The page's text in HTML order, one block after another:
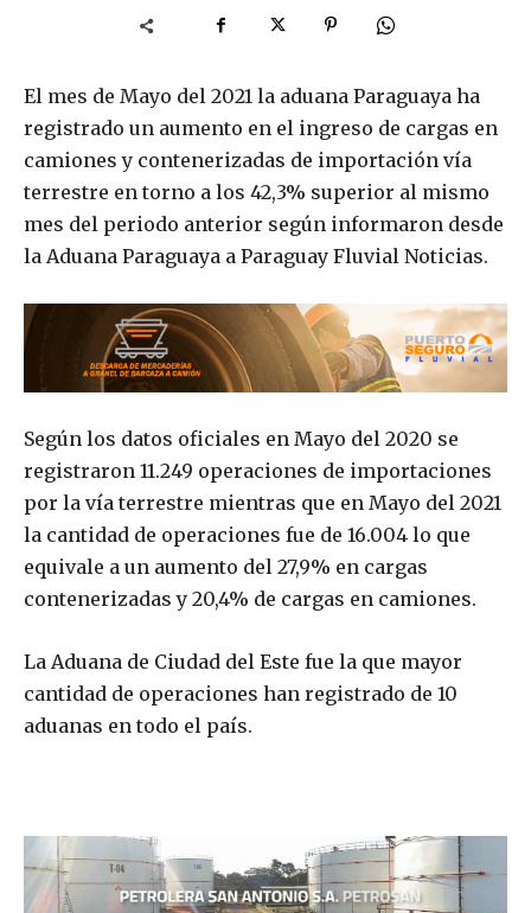
El mes de Mayo del 2021 la aduana Paraguaya ha
registrado un aumento en el ingreso de cargas en
camiones y contenerizadas de importación vía
terrestre en torno a los 42,3% superior al mismo
mes del periodo anterior según informaron desde
la Aduana Paraguaya a Paraguay Fluvial Noticias.
Según los datos oficiales en Mayo del 2020 se
registraron 11.249 operaciones de importaciones
por la vía terrestre mientras que en Mayo del 2021
la cantidad de operaciones fue de 16.004 lo que
equivale a un aumento del 27,9% en cargas
contenerizadas y 20,4% de cargas en camiones.
La Aduana de Ciudad del Este fue la que mayor
cantidad de operaciones han registrado de 10
aduanas en todo el país.